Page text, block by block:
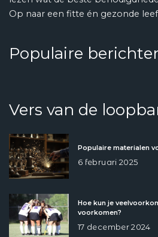
Op naar een fitte én gezonde
Populaire
Vers van de
Populaire materialen
6 februari 2025
Hoe kun je
voorkomen?
17 december 2024